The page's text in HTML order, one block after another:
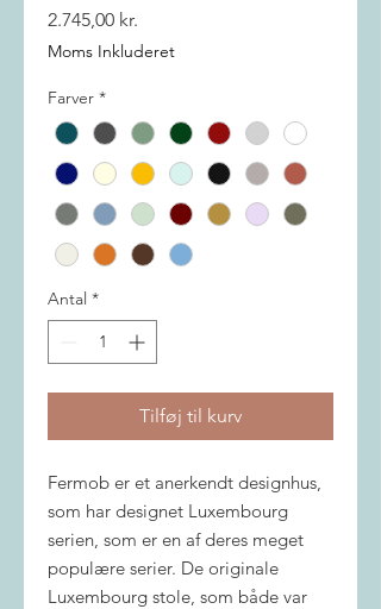
2.745,00 kr.
Moms Inkluderet
Farver *
Antal *
Tilføj til kurv
Fermob er et anerkendt designhus,
som har designet Luxembourg
serien, som er en af deres meget
populære serier. De originale
Luxembourg stole, som både var